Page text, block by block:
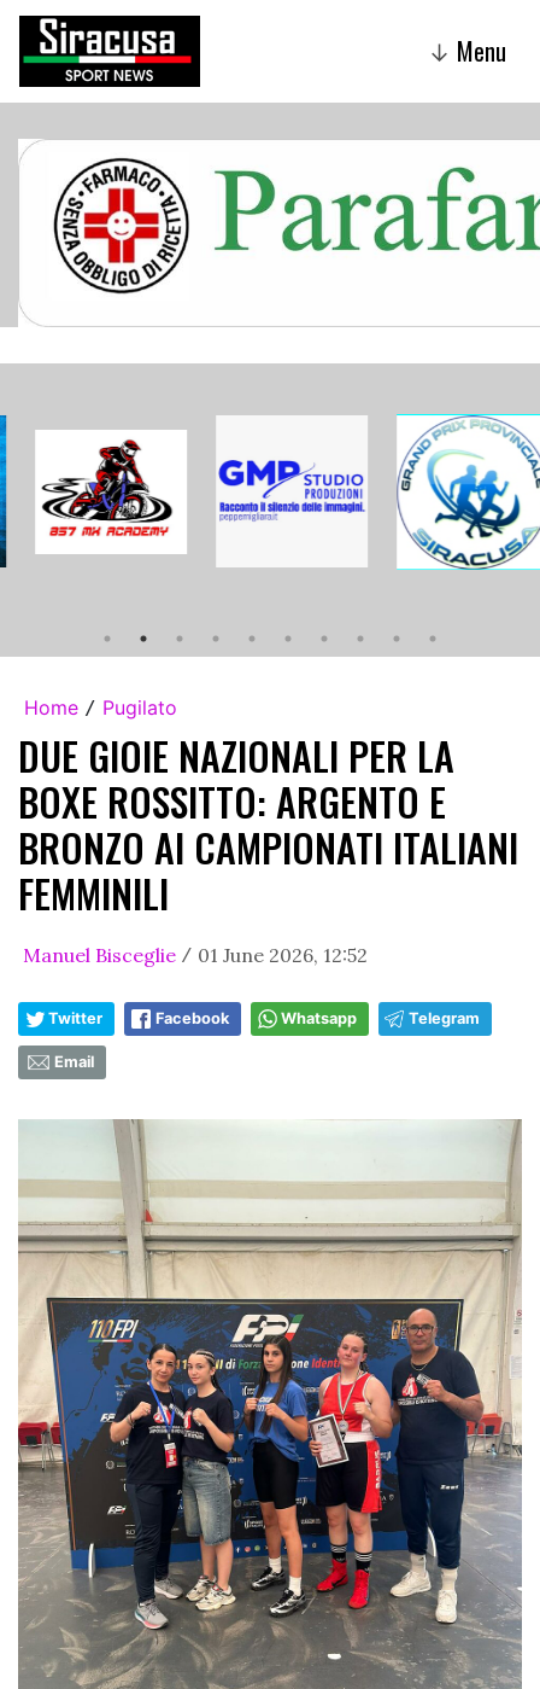
↓ Menu
Home / Pugilato
DUE GIOIE NAZIONALI PER LA
BOXE ROSSITTO: ARGENTO E
BRONZO AI CAMPIONATI ITALIANI
FEMMINILI
Manuel Bisceglie / 01 June 2026, 12:52
Twitter Facebook Whatsapp Telegram
Email